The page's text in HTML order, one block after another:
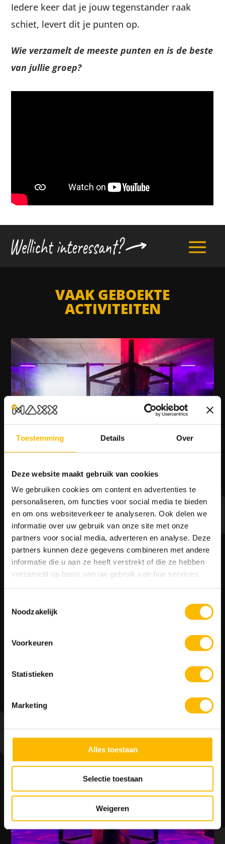
Toestemming Details Over
Deze website maakt gebruik van cookies
We gebruiken cookies om content en advertenties te
personaliseren, om functies voor social media te bieden
en om ons websiteverkeer te analyseren. Ook delen we
informatie over uw gebruik van onze site met onze
partners voor social media, adverteren en analyse. Deze
partners kunnen deze gegevens combineren met andere
informatie die u aan ze heeft verstrekt of die ze hebben
verzameld op basis van uw gebruik van hun services.
Noodzakelijk
Voorkeuren
Statistieken
Marketing
Alles toestaan
Selectie toestaan
Weigeren
Iedere keer dat je jouw tegenstander raak
schiet, levert dit je punten op.
Wie verzamelt de meeste punten en is de beste
van jullie groep?
VAAK GEBOEKTE
ACTIVITEITEN
van € 24,-voor € 23,- p.p.
RESERVEREN